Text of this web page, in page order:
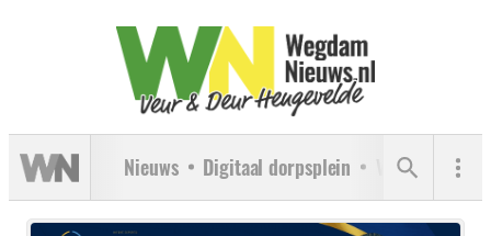
Nieuws Digitaal dorpsplein Verenigingen